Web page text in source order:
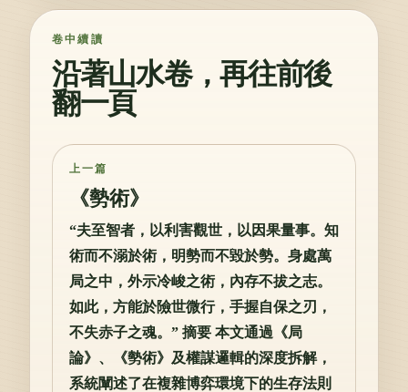
卷中續讀
沿著山水卷，再往前後
翻一頁
上一篇
《勢術》
“夫至智者，以利害觀世，以因果量事。知
術而不溺於術，明勢而不毀於勢。身處萬
局之中，外示冷峻之術，內存不拔之志。
如此，方能於險世微行，手握自保之刃，
不失赤子之魂。” 摘要 本文通過《局
論》、《勢術》及權謀邏輯的深度拆解，
系統闡述了在複雜博弈環境下的生存法則